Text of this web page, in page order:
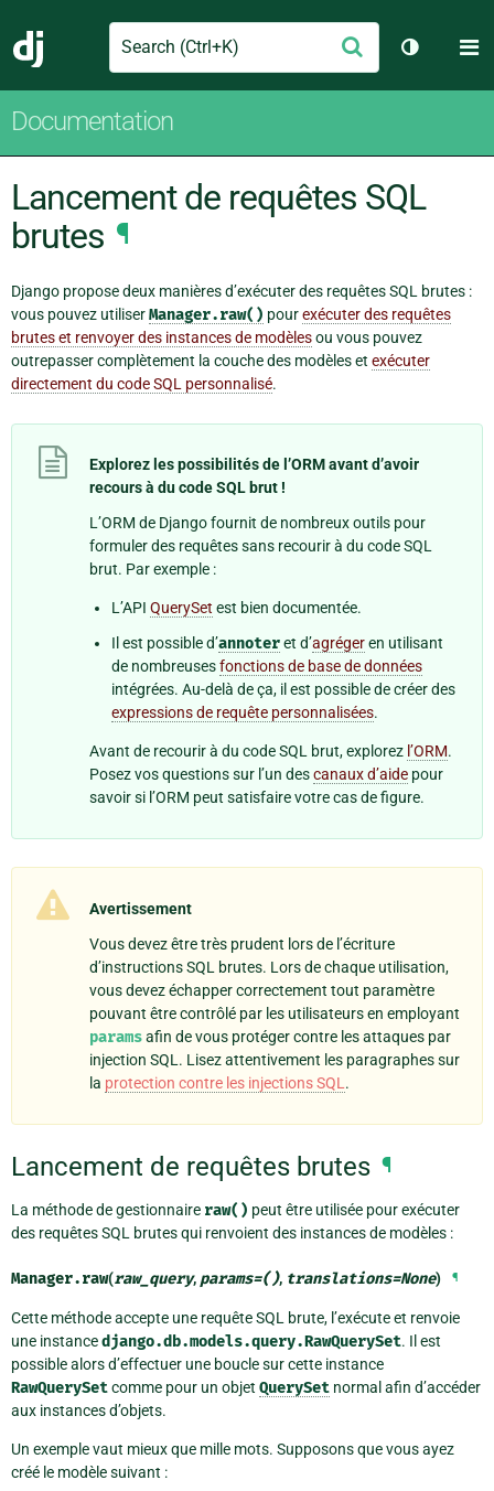
Django
Search Envoyer
Changer
Documentation
Lancement de requêtes SQL
brutes ¶
Django propose deux manières d’exécuter des requêtes SQL brutes :
vous pouvez utiliserManager.raw() pourexécuter des requêtes
brutes et renvoyer des instances de modèlesou vous pouvez
outrepasser complètement la couche des modèles et exécuter
directement du code SQL personnalisé.
Explorez les possibilités de l’ORM avant d’avoir
recours à du code SQL brut !
L’ORM de Django fournit de nombreux outils pour
formuler des requêtes sans recourir à du code SQL
brut. Par exemple :
L’API QuerySet est bien documentée.
Il est possible d’annoteret d’agrégeren utilisant
de nombreusesfonctions de base de données
intégrées. Au-delà de ça, il est possible de créer des
expressions de requête personnalisées.
Avant de recourir à du code SQL brut, explorez l’ORM.
Posez vos questions sur l’un descanaux d’aide pour
savoir si l’ORM peut satisfaire votre cas de figure.
Avertissement
Vous devez être très prudent lors de l’écriture
d’instructions SQL brutes. Lors de chaque utilisation,
vous devez échapper correctement tout paramètre
pouvant être contrôlé par les utilisateurs en employant
paramsafin de vous protéger contre les attaques par
injection SQL. Lisez attentivement les paragraphes sur
la protection contre les injections SQL .
Lancement de requêtes brutes ¶
La méthode de gestionnaire raw() peut être utilisée pour exécuter
des requêtes SQL brutes qui renvoient des instances de modèles :
Manager.raw(raw_query, params=(), translations=None) ¶
Cette méthode accepte une requête SQL brute, l’exécute et renvoie
une instancedjango.db.models.query.RawQuerySet. Il est
possible alors d’effectuer une boucle sur cette instance
RawQuerySetcomme pour un objet QuerySet normal afin d’accéder
aux instances d’objets.
Un exemple vaut mieux que mille mots. Supposons que vous ayez
créé le modèle suivant :